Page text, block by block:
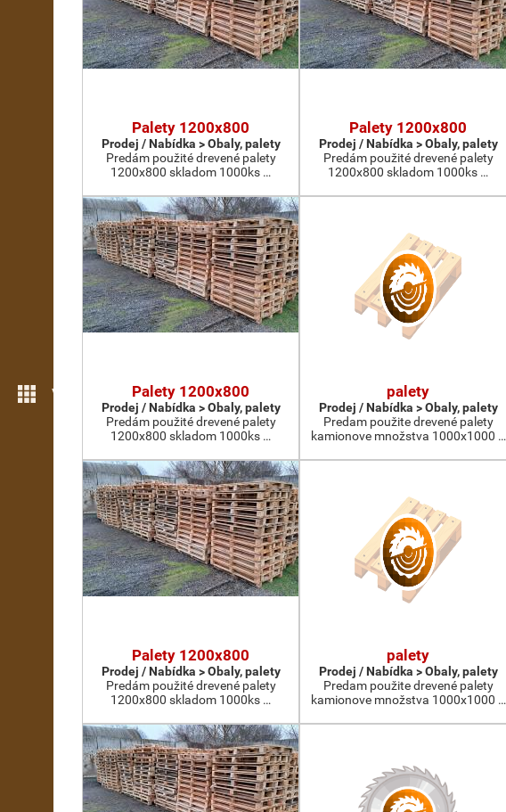
Více možností
Palety 1200x800
Prodej / Nabídka > Obaly, palety
Predám použité drevené palety
1200x800 skladom 1000ks …
Palety 1200x800
Prodej / Nabídka > Obaly, palety
Predám použité drevené palety
1200x800 skladom 1000ks …
Palety 1200x800
Prodej / Nabídka > Obaly, palety
Predám použité drevené palety
1200x800 skladom 1000ks …
palety
Prodej / Nabídka > Obaly, palety
Predam použite drevené palety
kamionove množstva 1000x1000 …
Palety 1200x800
Prodej / Nabídka > Obaly, palety
Predám použité drevené palety
1200x800 skladom 1000ks …
palety
Prodej / Nabídka > Obaly, palety
Predam použite drevené palety
kamionove množstva 1000x1000 …